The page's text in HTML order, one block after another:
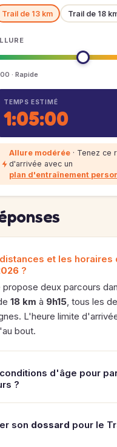
Trail de 13 km Trail de 18
· Rapide
TEMPS ESTIMÉ
1:05:00
Allure modérée · Tenez ce
d'arrivée avec un
plan d'entraînement
et les horaires
?
deux parcours
18 km à 9h15, tous les
L'heure limite
bout.
d'âge pour
?
son dossard pour le